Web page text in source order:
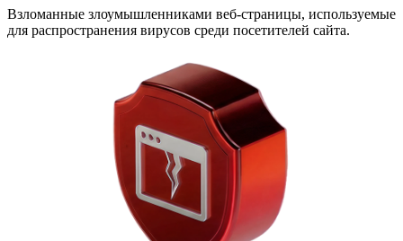
Взломанные злоумышленниками веб-страницы, используемые
для распространения вирусов среди посетителей сайта.